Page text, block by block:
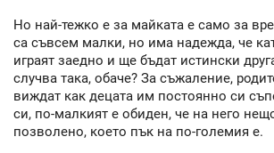
Но най-тежко е за майката е само за
са съвсем малки, но има надежда, че
играят заедно и ще бъдат истински
случва така, обаче? За съжаление,
виждат как децата им постоянно си
си, по-малкият е обиден, че на него
позволено, което пък на по-големия е.